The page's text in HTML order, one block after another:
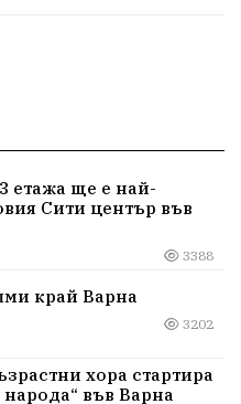
етажа ще е най-
Сити център във
3388
край Варна
3202
хора стартира
във Варна